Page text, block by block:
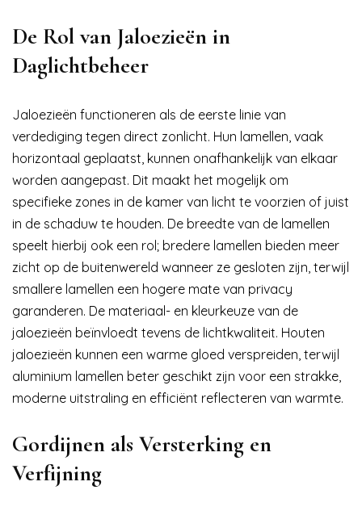
De Rol van Jaloezieën in
Daglichtbeheer
Jaloezieën functioneren als de eerste linie van
verdediging tegen direct zonlicht. Hun lamellen, vaak
horizontaal geplaatst, kunnen onafhankelijk van elkaar
worden aangepast. Dit maakt het mogelijk om
specifieke zones in de kamer van licht te voorzien of juist
in de schaduw te houden. De breedte van de lamellen
speelt hierbij ook een rol; bredere lamellen bieden meer
zicht op de buitenwereld wanneer ze gesloten zijn, terwijl
smallere lamellen een hogere mate van privacy
garanderen. De materiaal- en kleurkeuze van de
jaloezieën beïnvloedt tevens de lichtkwaliteit. Houten
jaloezieën kunnen een warme gloed verspreiden, terwijl
aluminium lamellen beter geschikt zijn voor een strakke,
moderne uitstraling en efficiënt reflecteren van warmte.
Gordijnen als Versterking en
Verfijning